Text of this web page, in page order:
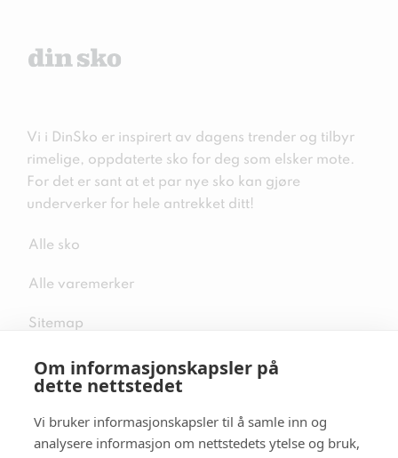
Om informasjonskapsler på
dette nettstedet
Vi bruker informasjonskapsler til å samle inn og
analysere informasjon om nettstedets ytelse og bruk,
Vi i DinSko er inspirert av dagens trender og tilbyr
rimelige, oppdaterte sko for deg som elsker mote.
For det er sant at et par nye sko kan gjøre
underverker for hele antrekket ditt!
Alle sko
Alle varemerker
Sitemap
Følg oss i sosiale medier